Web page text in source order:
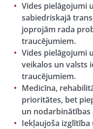
Vides pielāgojumi
sabiedriskajā
joprojām rada
traucējumiem.
Vides pielāgojumi
veikalos un valsts
traucējumiem.
Medicīna,
prioritātes, bet
un nodarbinātības
Iekļaujoša izglītība